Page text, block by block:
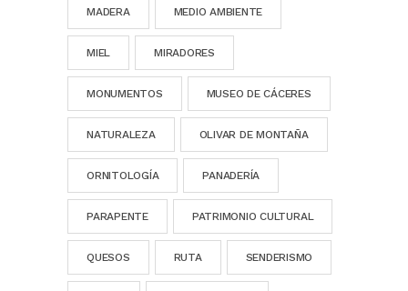
MADERA MEDIO AMBIENTE
MIEL MIRADORES
MONUMENTOS MUSEO DE CÁCERES
NATURALEZA OLIVAR DE MONTAÑA
ORNITOLOGÍA PANADERÍA
PARAPENTE PATRIMONIO CULTURAL
QUESOS RUTA SENDERISMO